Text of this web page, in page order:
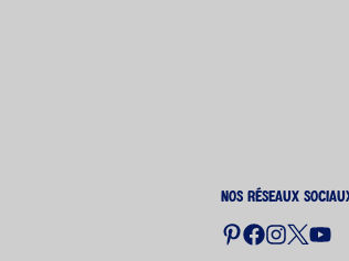
Nos réseaux